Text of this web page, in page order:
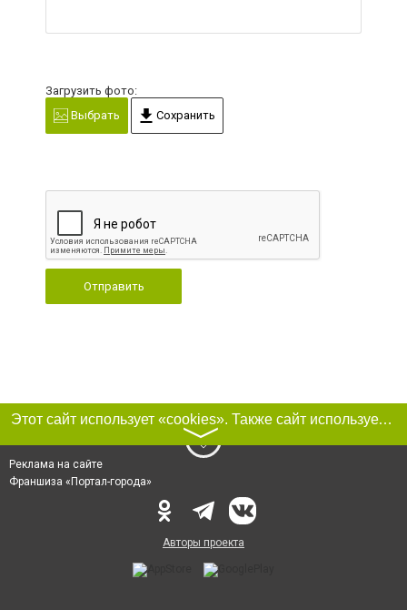
Загрузить фото:
Выбрать
Сохранить
Отправить
Этот сайт использует «cookies». Также сайт использует интернет-сервис для сбора технических данных касательно посетителей с целью получения маркетинговой и статистической информации. Условия обработки данных посетителей сайта см.
〉
Реклама на сайте
Франшиза «Портал-города»
Авторы проекта